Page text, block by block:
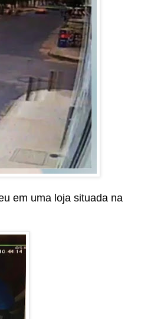
em uma loja situada na